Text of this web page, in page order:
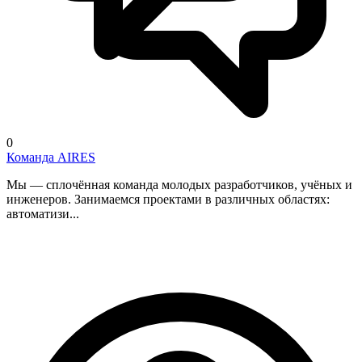
0
Команда AIRES
Мы — сплочённая команда молодых разработчиков, учёных и
инженеров. Занимаемся проектами в различных областях:
автоматизи...